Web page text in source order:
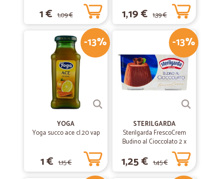
1 € 1,09 € 1,19 € 1,39 €
-13%
YOGA
Yoga succo ace cl.20 vap
1 € 1,15 €
-13%
STERILGARDA
Sterilgarda FrescoCrem
Budino al Cioccolato 2 x
1,25 € 1,45 €